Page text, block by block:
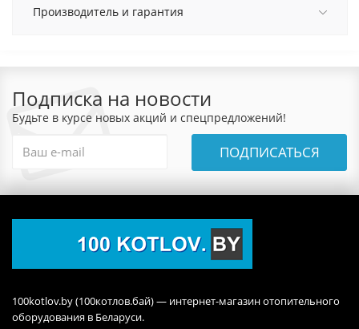
Производитель и гарантия
Подписка на новости
Будьте в курсе новых акций и спецпредложений!
ПОДПИСАТЬСЯ
100kotlov.by (100котлов.бай) — интернет-магазин отопительного
оборудования в Беларуси.